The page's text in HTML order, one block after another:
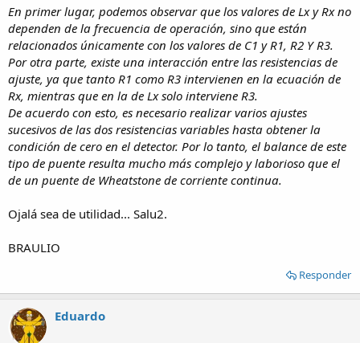
En primer lugar, podemos observar que los valores de Lx y Rx no
dependen de la frecuencia de operación, sino que están
relacionados únicamente con los valores de C1 y R1, R2 Y R3.
Por otra parte, existe una interacción entre las resistencias de
ajuste, ya que tanto R1 como R3 intervienen en la ecuación de
Rx, mientras que en la de Lx solo interviene R3.
De acuerdo con esto, es necesario realizar varios ajustes
sucesivos de las dos resistencias variables hasta obtener la
condición de cero en el detector. Por lo tanto, el balance de este
tipo de puente resulta mucho más complejo y laborioso que el
de un puente de Wheatstone de corriente continua.
Ojalá sea de utilidad... Salu2.
BRAULIO
Responder
Eduardo